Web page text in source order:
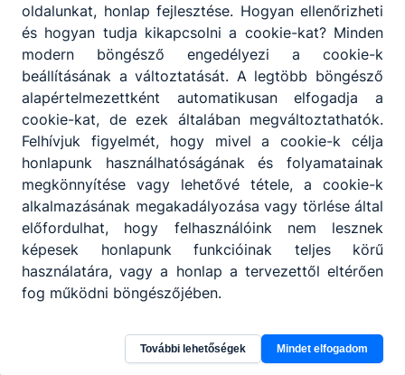
Specializált gép- és járműgyártás
Karosszérialakatos
KKK PTT
Kreatív
Nyomdaipari technikus
KKK PTT
PTT
oldalunkat, honlap fejlesztése. Hogyan ellenőrizheti
és hogyan tudja kikapcsolni a cookie-kat? Minden
modern böngésző engedélyezi a cookie-k
beállításának a változtatását. A legtöbb böngésző
alapértelmezettként automatikusan elfogadja a
cookie-kat, de ezek általában megváltoztathatók.
Felhívjuk figyelmét, hogy mivel a cookie-k célja
honlapunk használhatóságának és folyamatainak
megkönnyítése vagy lehetővé tétele, a cookie-k
alkalmazásának megakadályozása vagy törlése által
előfordulhat, hogy felhasználóink nem lesznek
képesek honlapunk funkcióinak teljes körű
használatára, vagy a honlap a tervezettől eltérően
fog működni böngészőjében.
További lehetőségek Mindet elfogadom